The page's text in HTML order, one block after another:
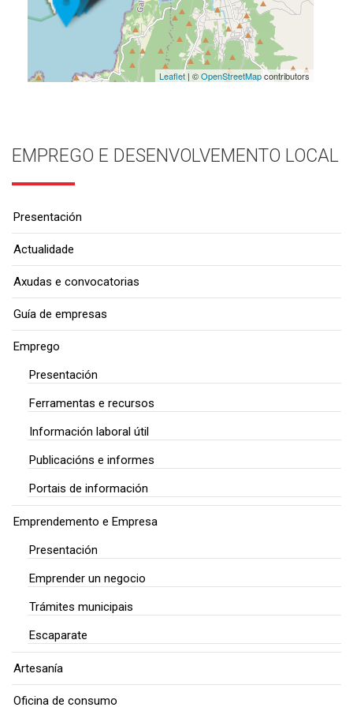
Leaflet| ©OpenStreetMapcontributors
EMPREGO E DESENVOLVEMENTO LOCAL
Presentación
Actualidade
Axudas e convocatorias
Guía de empresas
Emprego
Presentación
Ferramentas e recursos
Información laboral útil
Publicacións e informes
Portais de información
Emprendemento e Empresa
Presentación
Emprender un negocio
Trámites municipais
Escaparate
Artesanía
Oficina de consumo